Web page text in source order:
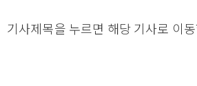
기사제목을 누르면 해당 기사로 이